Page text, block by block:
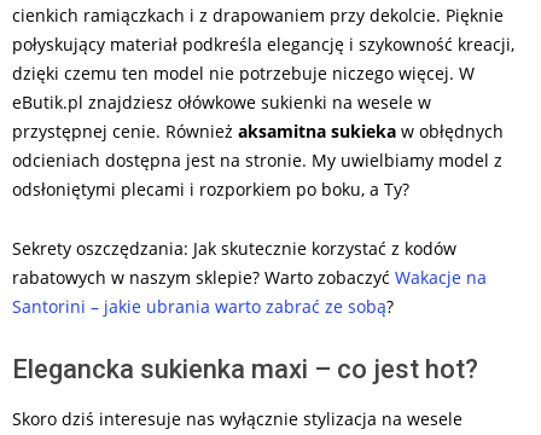
cienkich ramiączkach i z drapowaniem przy dekolcie. Pięknie
połyskujący materiał podkreśla elegancję i szykowność kreacji,
dzięki czemu ten model nie potrzebuje niczego więcej. W
eButik.pl znajdziesz ołówkowe sukienki na wesele w
przystępnej cenie. Również aksamitna sukieka w obłędnych
odcieniach dostępna jest na stronie. My uwielbiamy model z
odsłoniętymi plecami i rozporkiem po boku, a Ty?
Sekrety oszczędzania: Jak skutecznie korzystać z kodów
rabatowych w naszym sklepie? Warto zobaczyć Wakacje na
Santorini – jakie ubrania warto zabrać ze sobą?
Elegancka sukienka maxi – co jest hot?
Skoro dziś interesuje nas wyłącznie stylizacja na wesele